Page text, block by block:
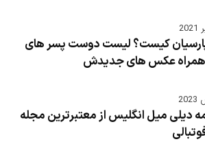
کیست؟ لیست دوست پسر های
همراه عکس های جدیدش
دیلی میل انگلیس از معتبرترین مجله